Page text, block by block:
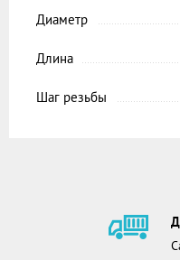
Диаметр
Длина
Шаг резьбы